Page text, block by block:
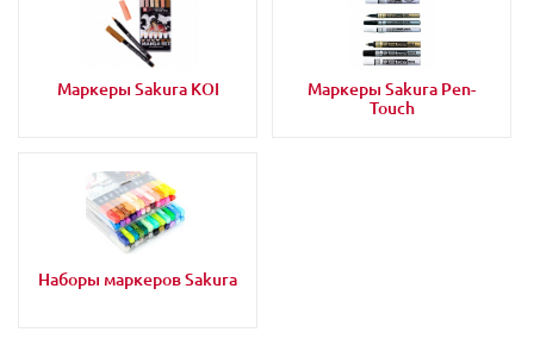
Маркеры Sakura KOI
Маркеры Sakura Pen-
Touch
Наборы маркеров Sakura